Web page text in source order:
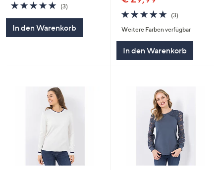
4.7
von
5
(3)
In den Warenkorb
4.7
von
5
(3)3
Weitere Farben verfügbar
In den Warenkorb